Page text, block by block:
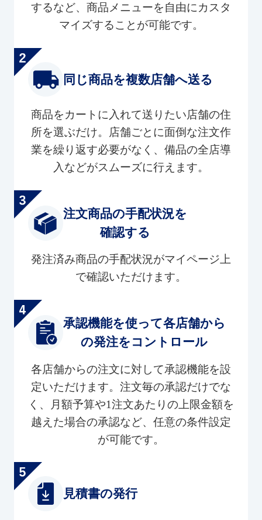
するなど、商品メニューを自由にカスタ
マイズすることが可能です。
同じ商品を複数店舗へ送る
商品をカートに入れて送りたい店舗の住
所を選ぶだけ。店舗ごとに面倒な注文作
業を繰り返す必要がなく、備品の全店導
入などがスムーズに行えます。
注文商品の手配状況を
確認する
発注済み商品の手配状況がマイページ上
で確認いただけます。
承認機能を使って各店舗から
の発注をコントロール
各店舗からの注文に対して承認機能を設
定いただけます。注文毎の承認だけでな
く、月額予算や1注文あたりの上限金額を
越えた場合の承認など、任意の条件設定
が可能です。
見積書の発行